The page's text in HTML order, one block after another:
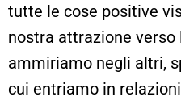
tutte le cose positive
nostra attrazione verso
ammiriamo negli altri,
cui entriamo in